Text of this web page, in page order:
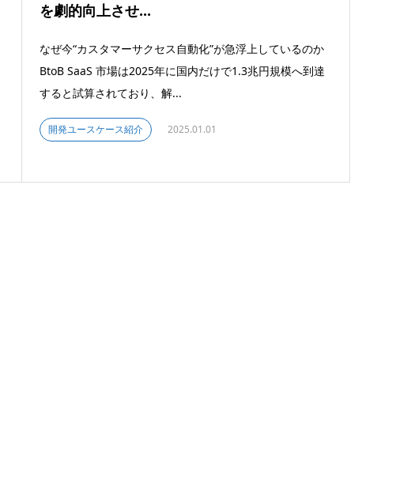
を劇的向上させ...
なぜ今“カスタマーサクセス自動化”が急浮上しているのか
BtoB SaaS 市場は2025年に国内だけで1.3兆円規模へ到達
すると試算されており、解...
開発ユースケース紹介 2025.01.01